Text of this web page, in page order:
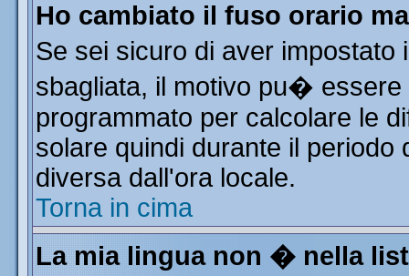
Ho cambiato il fuso orario
Se sei sicuro di aver
sbagliata, il motivo pu�
programmato per calcolare le
solare quindi durante il
diversa dall'ora locale.
Torna in cima
La mia lingua non � nella